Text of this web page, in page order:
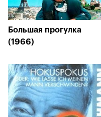
Большая прогулка
(1966)